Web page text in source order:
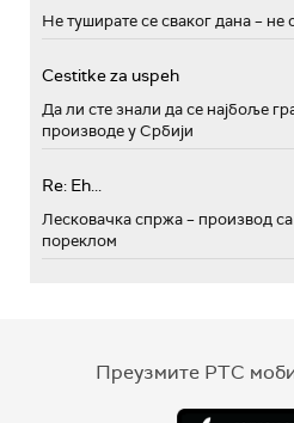
Не туширате се сваког дана – не
Cestitke za uspeh
Да ли сте знали да се најбоље
производе у Србији
Re: Eh...
Лесковачка спржа – производ
пореклом
Преузмите РТС